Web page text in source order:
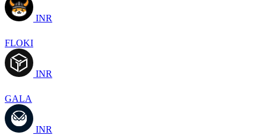
INR
FLOKI
INR
GALA
INR